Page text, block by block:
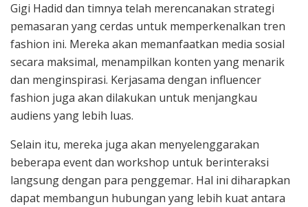
Gigi Hadid dan timnya telah merencanakan strategi
pemasaran yang cerdas untuk memperkenalkan tren
fashion ini. Mereka akan memanfaatkan media sosial
secara maksimal, menampilkan konten yang menarik
dan menginspirasi. Kerjasama dengan influencer
fashion juga akan dilakukan untuk menjangkau
audiens yang lebih luas.
Selain itu, mereka juga akan menyelenggarakan
beberapa event dan workshop untuk berinteraksi
langsung dengan para penggemar. Hal ini diharapkan
dapat membangun hubungan yang lebih kuat antara